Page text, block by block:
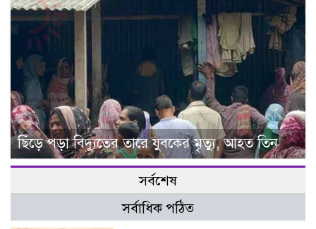
ছিঁড়ে পড়া বিদ্যুতের তারে যুবকের মৃত্যু, আহত তিন
সর্বশেষ
সর্বাধিক পঠিত